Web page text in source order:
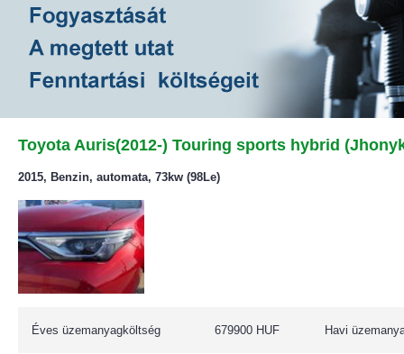
Toyota Auris(2012-) Touring sports hybrid
2015, Benzin, automata, 73kw (98Le)
Éves üzemanyagköltség 679900 HUF Havi